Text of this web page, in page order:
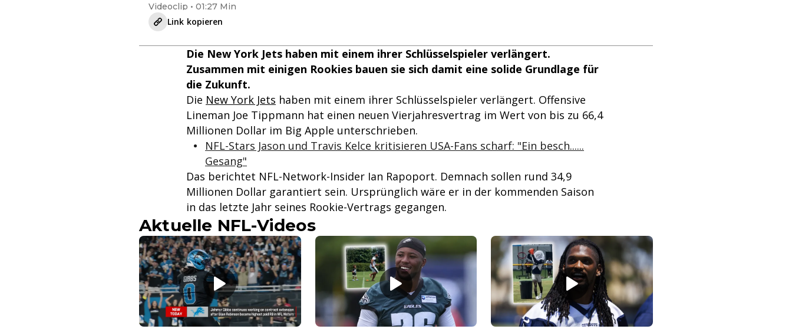
Videoclip • 01:27 Min
Link kopieren
Die New York Jets haben mit einem ihrer Schlüsselspieler verlängert.
Zusammen mit einigen Rookies bauen sie sich damit eine solide Grundlage für
die Zukunft.
Die New York Jets haben mit einem ihrer Schlüsselspieler verlängert. Offensive
Lineman Joe Tippmann hat einen neuen Vierjahresvertrag im Wert von bis zu 66,4
Millionen Dollar im Big Apple unterschrieben.
NFL-Stars Jason und Travis Kelce kritisieren USA-Fans scharf: "Ein besch......
Gesang"
Das berichtet NFL-Network-Insider Ian Rapoport. Demnach sollen rund 34,9
Millionen Dollar garantiert sein. Ursprünglich wäre er in der kommenden Saison
in das letzte Jahr seines Rookie-Vertrags gegangen.
Aktuelle NFL-Videos